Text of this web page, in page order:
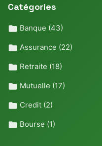
Catégories
Banque (43)
Assurance (22)
Retraite (18)
Mutuelle (17)
Credit (2)
Bourse (1)